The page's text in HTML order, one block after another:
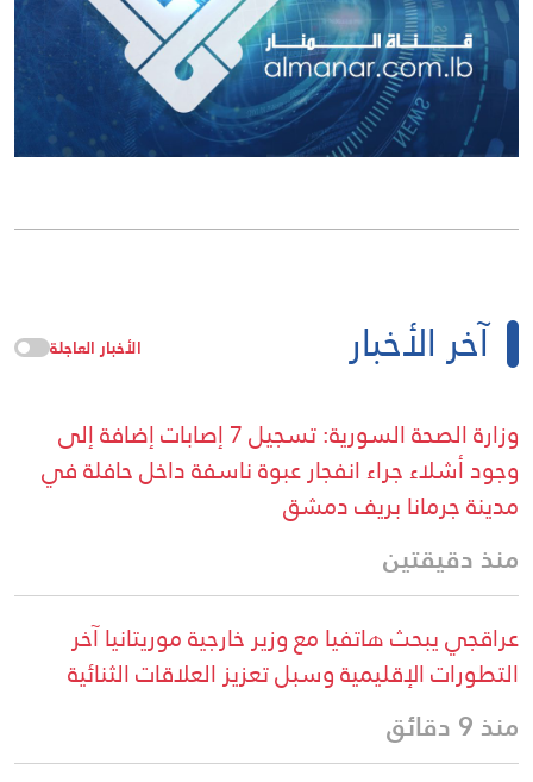
آخر الأخبار الأخبار العاجلة
وزارة الصحة السورية: تسجيل 7 إصابات إضافة إلى
وجود أشلاء جراء انفجار عبوة ناسفة داخل حافلة في
مدينة جرمانا بريف دمشق
منذ دقيقتين
عراقجي يبحث هاتفيا مع وزير خارجية موريتانيا آخر
التطورات الإقليمية وسبل تعزيز العلاقات الثنائية
منذ 9 دقائق